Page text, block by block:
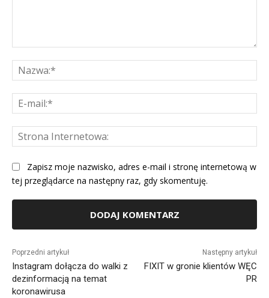
Zapisz moje nazwisko, adres e-mail i stronę internetową w
tej przeglądarce na następny raz, gdy skomentuję.
Poprzedni artykuł
Instagram dołącza do walki z
dezinformacją na temat
koronawirusa
Następny artykuł
FIXIT w gronie klientów WĘC
PR